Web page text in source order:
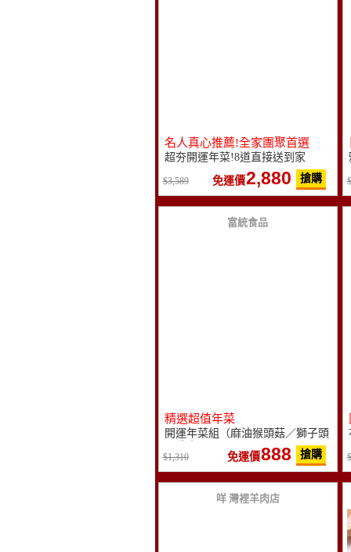
名人真心推薦!全家團聚首選
超夯開運年菜!8道直接送到家
3,589 免運價2,880 搶購
富統食品
精選超值年菜
開運年菜組（麻油猴頭菇／獅子頭
1,310 免運價888 搶購
咩 灣裡羊肉店